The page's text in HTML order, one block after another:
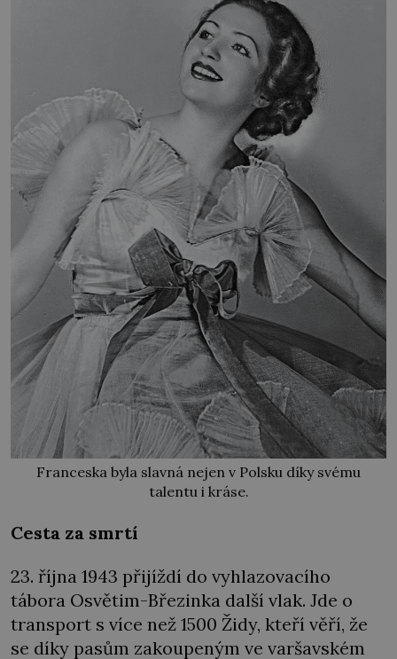
Franceska byla slavná nejen v Polsku díky svému
talentu i kráse.
Cesta za smrtí
23. října 1943 přijíždí do vyhlazovacího
tábora Osvětim-Březinka další vlak. Jde o
transport s více než 1500 Židy, kteří věří, že
se díky pasům zakoupeným ve varšavském